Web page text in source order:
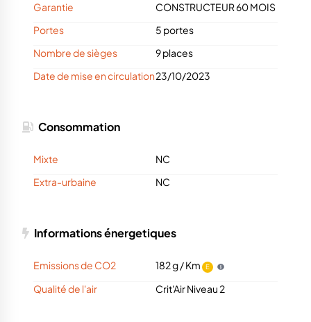
Garantie
CONSTRUCTEUR 60 MOIS
Portes
5 portes
Nombre de sièges
9 places
Date de mise en circulation23/10/2023
Consommation
Mixte
NC
Extra-urbaine
NC
Informations énergetiques
Emissions de CO2 182 g / Km E
Qualité de l'air Crit'Air Niveau 2